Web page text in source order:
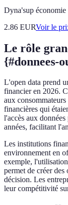
Dyna'sup économie
2.86 EURVoir le
Le rôle
{#donnees-
L'open data prend
financier en 2026.
aux
financières qui
l'accès aux
années, facilitant
Les institutions
environnement en
exemple,
permet de créer
décision. Les
leur compétitivité